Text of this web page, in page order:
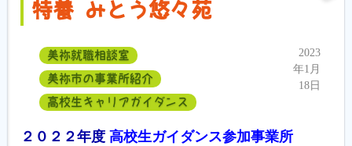
相談室とは？
利用者の声
地域連携事業
求人情報検索
特養 みとう悠々苑
美祢就職相談室
美祢市の事業所紹介
高校生キャリアガイダンス
2023
年1月
18日
２０２２年度 高校生ガイダンス参加事業所